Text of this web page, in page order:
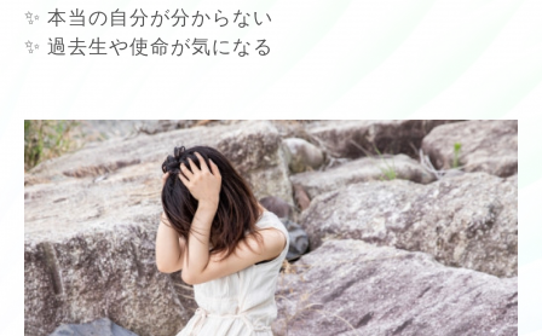
✨ 本当の自分が分からない
✨ 過去生や使命が気になる